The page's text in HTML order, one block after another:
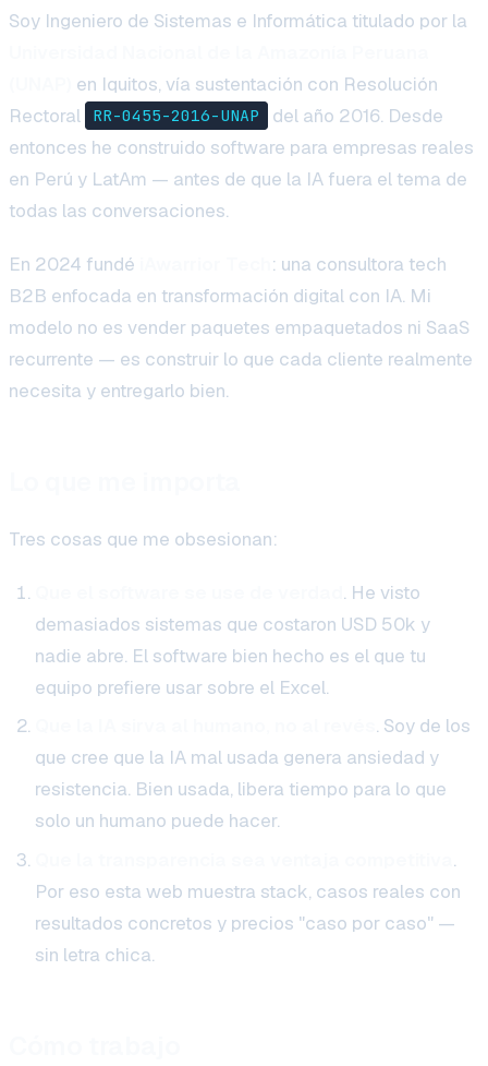
Soy Ingeniero de Sistemas e Informática titulado por la
en Iquitos, vía sustentación con Resolución
Rectoral
RR-0455-2016-UNAP
del año 2016. Desde
entonces he construido software para empresas reales
en Perú y LatAm — antes de que la IA fuera el tema de
todas las conversaciones.
En 2024 fundé
: una consultora tech
B2B enfocada en transformación digital con IA. Mi
modelo no es vender paquetes empaquetados ni SaaS
recurrente — es construir lo que cada cliente realmente
necesita y entregarlo bien.
Tres cosas que me obsesionan:
. He visto
demasiados sistemas que costaron USD 50k y
nadie abre. El software bien hecho es el que tu
equipo prefiere usar sobre el Excel.
. Soy de los
que cree que la IA mal usada genera ansiedad y
resistencia. Bien usada, libera tiempo para lo que
solo un humano puede hacer.
.
Por eso esta web muestra stack, casos reales con
resultados concretos y precios "caso por caso" —
sin letra chica.